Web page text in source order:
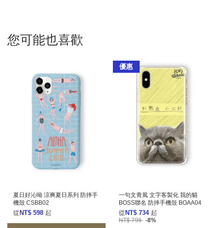
您可能也喜歡
夏日好沁呦 涼爽夏日系列 防摔手
機殼 CSBB02
從 NT$ 598 起
優惠
一句文青風 文字客製化 我的貓
BOSS聯名 防摔手機殼 BOAA04
從 NT$ 734 起
NT$ 798 -8%